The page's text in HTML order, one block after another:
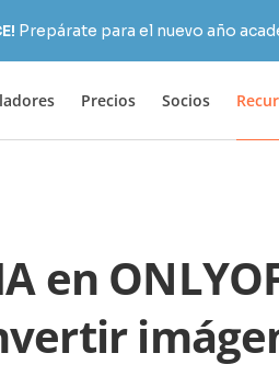
Prepárate para el nuevo año
Precios Socios
en